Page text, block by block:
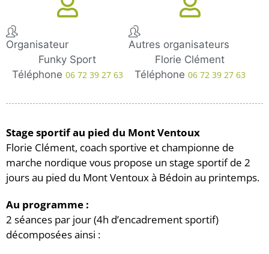
Organisateur
Funky Sport
Téléphone 06 72 39 27 63
Autres organisateurs
Florie Clément
Téléphone 06 72 39 27 63
Stage sportif au pied du Mont Ventoux
Florie Clément, coach sportive et championne de
marche nordique vous propose un stage sportif de 2
jours au pied du Mont Ventoux à Bédoin au printemps.
Au programme :
2 séances par jour (4h d’encadrement sportif)
décomposées ainsi :